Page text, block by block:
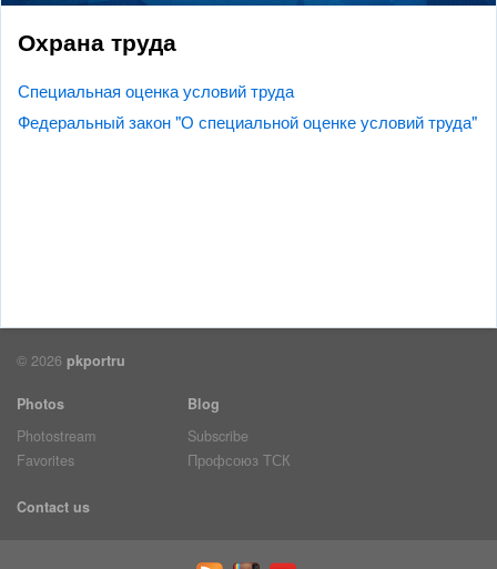
Охрана труда
Специальная оценка условий труда
Федеральный закон "О специальной оценке условий труда"
© 2026 pkportru
Photos
Photostream
Favorites
Blog
Subscribe
Профсоюз ТСК
Contact us